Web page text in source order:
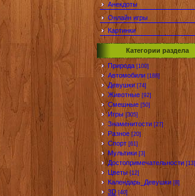
Анекдоты
Онлайн игры
Картинки
Категории раздела
Природа [100]
Автомобили [188]
Девушки [74]
Животные [92]
Смешные [50]
Игры [305]
Знаменитости [27]
Разное [20]
Спорт [61]
Мультики [3]
Достопримечательности [13]
Цветы [12]
Календарь_Девушки [8]
3D [40]